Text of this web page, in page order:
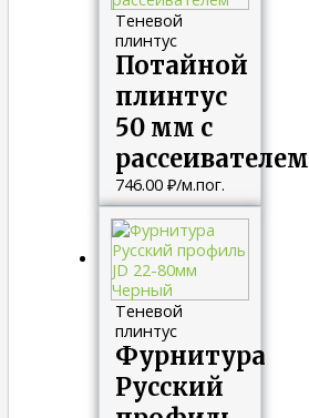
Теневой
плинтус
Потайной
плинтус
50 мм с
рассеивателем
746.00₽/м.пог.
Теневой
плинтус
Фурнитура
Русский